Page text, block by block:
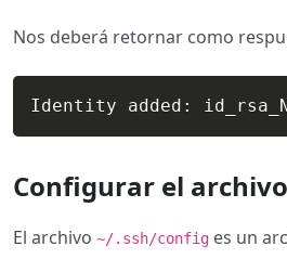
Nos deberá retornar como
Identity added:
Configurar el archivo
El archivo ~/.ssh/config es un